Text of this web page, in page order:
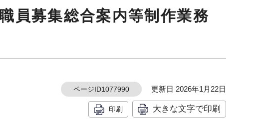
員募集総合案内等制作業務
ページID1077990 更新日 2026年1月22日
印刷 大きな文字で印刷